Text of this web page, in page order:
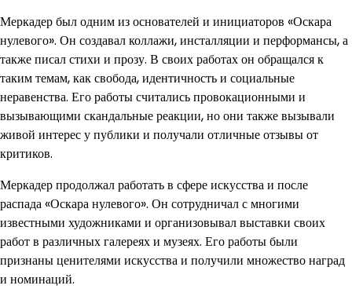
Меркадер был одним из основателей и инициаторов «Оскара
нулевого». Он создавал коллажи, инсталляции и перформансы, а
также писал стихи и прозу. В своих работах он обращался к
таким темам, как свобода, идентичность и социальные
неравенства. Его работы считались провокационными и
вызывающими скандальные реакции, но они также вызывали
живой интерес у публики и получали отличные отзывы от
критиков.
Меркадер продолжал работать в сфере искусства и после
распада «Оскара нулевого». Он сотрудничал с многими
известными художниками и организовывал выставки своих
работ в различных галереях и музеях. Его работы были
признаны ценителями искусства и получили множество наград
и номинаций.